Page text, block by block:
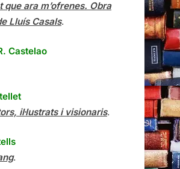
que ara m’ofrenes. Obra
Lluís Casals.
Castelao
il·lustrats i visionaris.
.